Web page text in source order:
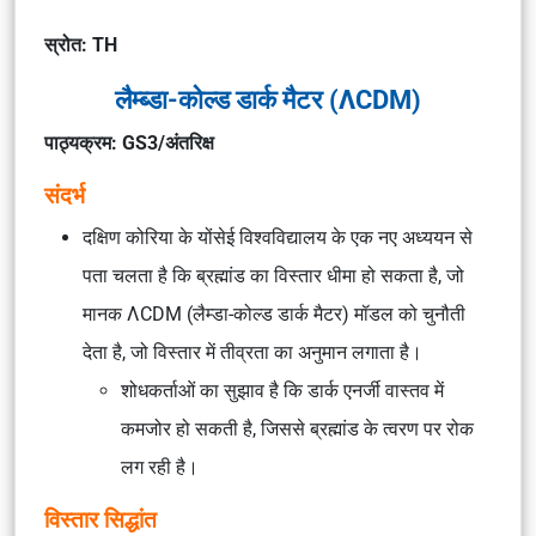
स्रोत: TH
लैम्ब्डा-कोल्ड डार्क मैटर (ΛCDM)
पाठ्यक्रम: GS3/अंतरिक्ष
संदर्भ
दक्षिण कोरिया के योंसेई विश्वविद्यालय के एक नए अध्ययन से
पता चलता है कि ब्रह्मांड का विस्तार धीमा हो सकता है, जो
मानक ΛCDM (लैम्डा-कोल्ड डार्क मैटर) मॉडल को चुनौती
देता है, जो विस्तार में तीव्रता का अनुमान लगाता है।
शोधकर्ताओं का सुझाव है कि डार्क एनर्जी वास्तव में
कमजोर हो सकती है, जिससे ब्रह्मांड के त्वरण पर रोक
लग रही है।
विस्तार सिद्धांत